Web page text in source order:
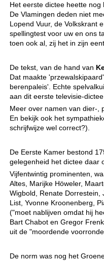
Het eerste dictee heette
De Vlamingen deden niet
Lopend Vuur, de Volkskrant
spellingtest voor uw en ons
toen ook al, zij het in zijn
De tekst, van de hand van
Dat maakte
berenpaleis'. Echte
aan dit eerste televisie-
Meer over namen van dier-,
En bekijk ook het
schrijfwijze wel correct?).
De Eerste Kamer bestond
gelegenheid het dictee daar
Vijfentwintig prominenten,
Altes, Marijke Höweler,
Wigbold, Renate
List, Yvonne Kroonenberg,
("moet nablijven omdat hij
Bart Chabot en Gregor
uit de "moordende
De norm was nog het